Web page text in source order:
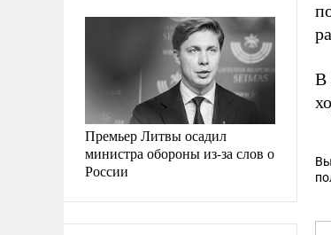
Премьер Литвы осадил
министра обороны из-за слов о
России
В